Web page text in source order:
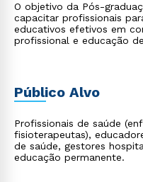
O objetivo da Pós-
capacitar profissionais
educativos efetivos em
profissional e educação
Público Alvo
Profissionais de saúde
fisioterapeutas),
de saúde, gestores
educação permanente.